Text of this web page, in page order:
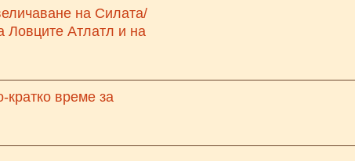
на Силата/
Ловците Атлатл и на
кратко време за